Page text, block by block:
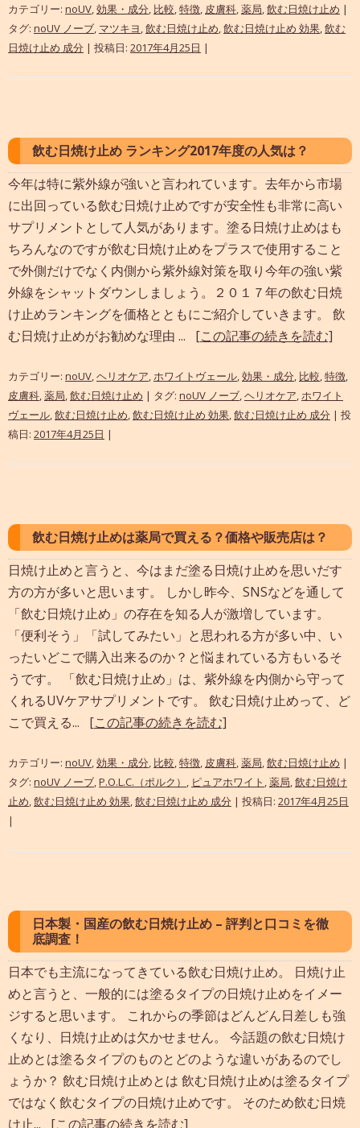
カテゴリー: noUV,効果・成分, 比較,特徴, 皮膚科,薬局,飲む日焼け止め |
タグ: noUV ノーブ, マツキヨ,飲む日焼け止め,飲む日焼け止め 効果,飲む
日焼け止め 成分 | 投稿日: 2017年4月25日 |
飲む日焼け止め ランキング2017年度の人気は？
今年は特に紫外線が強いと言われています。去年から市場
に出回っている飲む日焼け止めですが安全性も非常に高い
サプリメントとして人気があります。塗る日焼け止めはも
ちろんなのですが飲む日焼け止めをプラスで使用すること
で外側だけでなく内側から紫外線対策を取り今年の強い紫
外線をシャットダウンしましょう。２０１７年の飲む日焼
け止めランキングを価格とともにご紹介していきます。 飲
む日焼け止めがお勧めな理由 ... [この記事の続きを読む]
カテゴリー: noUV,ヘリオケア,ホワイトヴェール,効果・成分, 比較,特徴,
皮膚科,薬局,飲む日焼け止め | タグ: noUV ノーブ,ヘリオケア,ホワイト
ヴェール,飲む日焼け止め,飲む日焼け止め 効果,飲む日焼け止め 成分 | 投
稿日: 2017年4月25日 |
飲む日焼け止めは薬局で買える？価格や販売店は？
日焼け止めと言うと、今はまだ塗る日焼け止めを思いだす
方の方が多いと思います。 しかし昨今、SNSなどを通して
「飲む日焼け止め」の存在を知る人が激増しています。
「便利そう」「試してみたい」と思われる方が多い中、い
ったいどこで購入出来るのか？と悩まれている方もいるそ
うです。 「飲む日焼け止め」は、紫外線を内側から守って
くれるUVケアサプリメントです。 飲む日焼け止めって、ど
こで買える... [この記事の続きを読む]
カテゴリー: noUV,効果・成分, 比較,特徴, 皮膚科,薬局,飲む日焼け止め |
タグ: noUV ノーブ,P.O.L.C.（ポルク） , ピュアホワイト ,薬局,飲む日焼け
止め,飲む日焼け止め 効果,飲む日焼け止め 成分 | 投稿日: 2017年4月25日
|
日本製・国産の飲む日焼け止め – 評判と口コミを徹
底調査！
日本でも主流になってきている飲む日焼け止め。 日焼け止
めと言うと、一般的には塗るタイプの日焼け止めをイメー
ジすると思います。 これからの季節はどんどん日差しも強
くなり、日焼け止めは欠かせません。 今話題の飲む日焼け
止めとは塗るタイプのものとどのような違いがあるのでし
ょうか？ 飲む日焼け止めとは 飲む日焼け止めは塗るタイプ
ではなく飲むタイプの日焼け止めです。 そのため飲む日焼
け止... [この記事の続きを読む]